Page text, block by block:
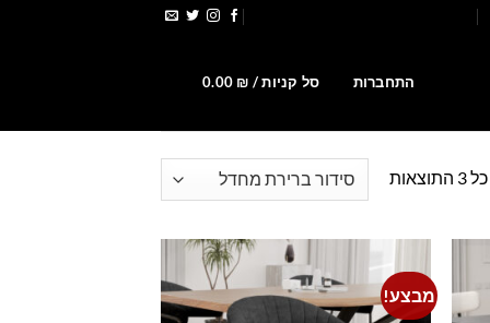
התחברות סל קניות / 0.00 ₪
מבצע!
Add to
wishlist